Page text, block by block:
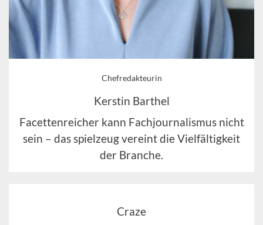
Chefredakteurin
Kerstin Barthel
Facettenreicher kann Fachjournalismus nicht
sein – das spielzeug vereint die Vielfältigkeit
der Branche.
Craze